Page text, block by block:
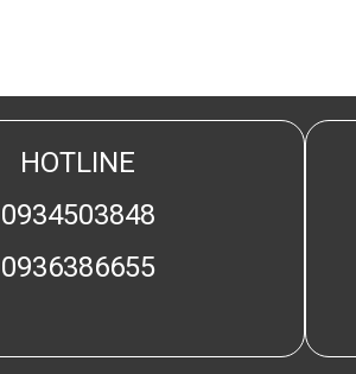
HOTLINE
0934503848
0936386655